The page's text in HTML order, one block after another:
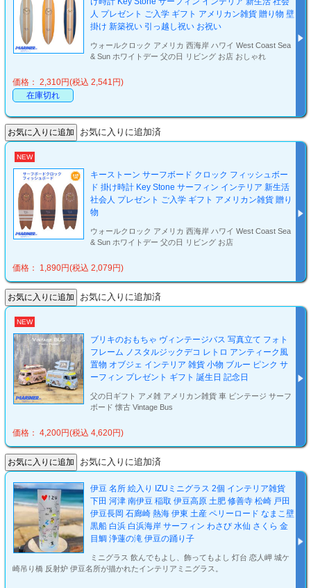
人 プレゼント ご入学 ギフト アメリカン雑貨 贈り物 壁
掛け 新築祝い 引っ越し祝い お祝い
ウォールクロック アメリカ 西海岸 ハワイ West Coast Sea
& Sun ホワイトデー 父の日 リビング お店 おしゃれ
価格： 2,310円(税込 2,541円)
在庫切れ
お気に入りに追加済
NEW
キーストーン サーフボード クロック フィッシュボー
ド 掛け時計 Key Stone サーフィン インテリア 新生活
社会人 プレゼント ご入学 ギフト アメリカン雑貨 贈り
物
ウォールクロック アメリカ 西海岸 ハワイ West Coast Sea
& Sun ホワイトデー 父の日 リビング お店
価格： 1,890円(税込 2,079円)
お気に入りに追加済
NEW
ブリキのおもちゃ ヴィンテージバス 写真立て フォト
フレーム ノスタルジックデコ レトロ アンティーク風
置物 オブジェ インテリア 雑貨 小物 ブルー ピンク サ
ーフィン プレゼント ギフト 誕生日 記念日
父の日ギフト アメ雑 アメリカン雑貨 車 ビンテージ サーフ
ボード 懐古 Vintage Bus
価格： 4,200円(税込 4,620円)
お気に入りに追加済
伊豆 名所 絵入り IZUミニグラス 2個 インテリア雑貨
下田 河津 南伊豆 稲取 伊豆高原 土肥 修善寺 松崎 戸田
伊豆長岡 石廊崎 熱海 伊東 土産 ペリーロード なまこ壁
黒船 白浜 白浜海岸 サーフィン わさび 水仙 さくら 金
目鯛 浄蓮の滝 伊豆の踊り子
ミニグラス 飲んでもよし、飾ってもよし 灯台 恋人岬 城ケ
崎吊り橋 反射炉 伊豆名所が描かれたインテリアミニグラス。